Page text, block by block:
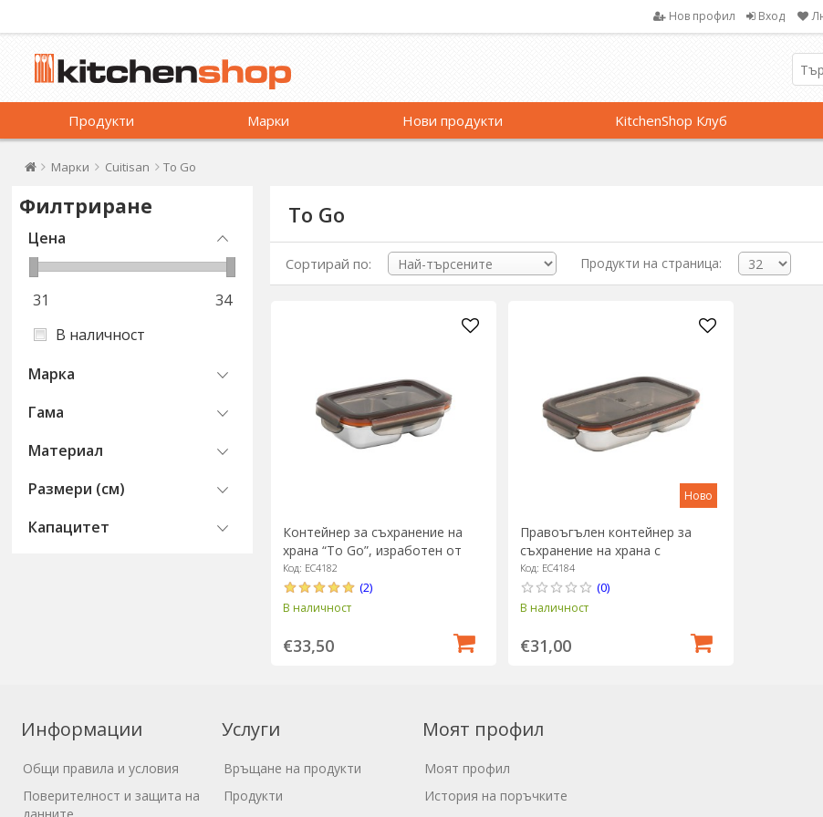
Нов профил Вход
Продукти Марки Нови продукти KitchenShop Клуб
Марки Cuitisan To Go
Филтриране
Цена
31
34
В наличност
Марка
Гама
Материал
Размери (см)
Капацитет
To Go
Сортирай по: Продукти на страница:
Контейнер за съхранение на
храна “To Go”, изработен от
неръждаема стомана, 700 мл -
Cuitisan
Код: EC4182
(2)
В наличност
€33,50
Ново
Правоъгълен контейнер за
съхранение на храна с
отделения, неръждаема
стомана, 1000 мл, "To go" -
Cuitisan
Код: EC4184
(0)
В наличност
€31,00
Информации
Общи правила и условия
Поверителност и защита на
Услуги
Връщане на продукти
Продукти
Моят профил
Моят профил
История на поръчките